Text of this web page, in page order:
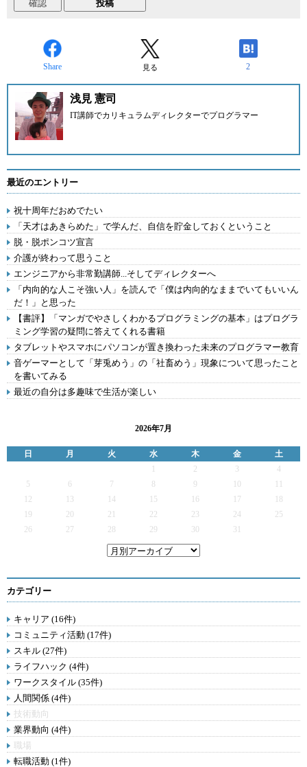
Share 見る 2
浅見 憲司
IT講師でカリキュラムディレクターでプログラマー
最近のエントリー
祝十周年だおめでたい
「天才はあきらめた」で学んだ、自信を貯金しておくということ
脱・脱ポンコツ宣言
介護が終わって思うこと
エンジニアから非常勤講師...そしてディレクターへ
「内向的な人こそ強い人」を読んで「僕は内向的なままでいてもいいん
だ！」と思った
【書評】「マンガでやさしくわかるプログラミングの基本」はプログラ
ミング学習の疑問に答えてくれる書籍
タブレットやスマホにパソコンが置き換わった未来のプログラマー教育
音ゲーマーとして「芽兎めう」の「社畜めう」現象について思ったこと
を書いてみる
最近の自分は多趣味で生活が楽しい
2026年7月
日 月 火 水 木 金
土
2 3
4
5
6 7 9
12
13 14 15 16 17
19
20 21 22 23 24
25
26
27 28 29 30 31
カテゴリー
キャリア (16件)
コミュニティ活動 (17件)
スキル (27件)
ライフハック (4件)
ワークスタイル (35件)
人間関係 (4件)
技術動向
業界動向 (4件)
職場
転職活動 (1件)